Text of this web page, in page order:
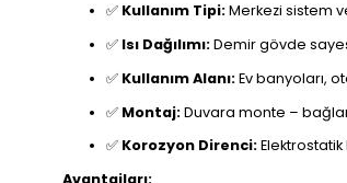
✅ Kullanım Tipi:Merkezi sistem
✅ Isı Dağılımı:Demir gövde
✅ Kullanım Alanı:Ev banyoları,
✅ Montaj:Duvara monte –
✅ Korozyon Direnci: